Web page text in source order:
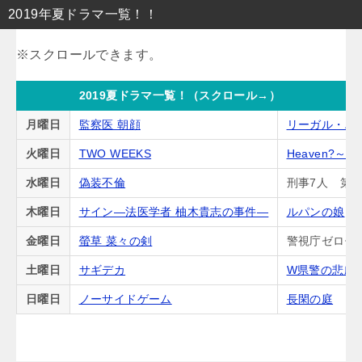
2019年夏ドラマ一覧！！
2019夏ドラマ一覧！（スクロール→）
月曜日 監察医 朝顔 リーガル・ハ
火曜日 TWO WEEKS Heaven?～ご
水曜日 偽装不倫 刑事7人 第5
木曜日 サイン―法医学者 柚木貴志の事件― ルパンの娘
金曜日 螢草 菜々の剣 警視庁ゼロ係
土曜日 サギデカ W県警の悲劇
日曜日 ノーサイドゲーム 長閑の庭